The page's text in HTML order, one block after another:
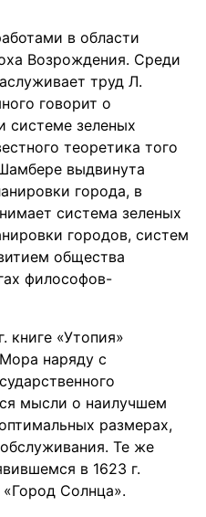
в области
Возрождения. Среди
труд Л.
говорит о
системе зеленых
теоретика того
выдвинута
города, в
система зеленых
городов, систем
общества
философов-
книге «Утопия»
наряду с
мысли о наилучшем
размерах,
Те же
в 1623 г.
Солнца».